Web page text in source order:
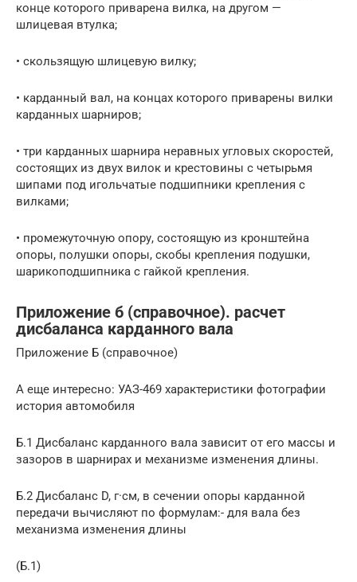
конце которого приварена вилка, на другом —
шлицевая втулка;
• скользящую шлицевую вилку;
• карданный вал, на концах которого приварены вилки
карданных шарниров;
• три карданных шарнира неравных угловых скоростей,
состоящих из двух вилок и крестовины с четырьмя
шипами под игольчатые подшипники крепления с
вилками;
• промежуточную опору, состоящую из кронштейна
опоры, полушки опоры, скобы крепления подушки,
шарикоподшипника с гайкой крепления.
Приложение б (справочное). расчет
дисбаланса карданного вала
Приложение Б (справочное)
А еще интересно: УАЗ-469 характеристики фотографии
история автомобиля
Б.1 Дисбаланс карданного вала зависит от его массы и
зазоров в шарнирах и механизме изменения длины.
Б.2 Дисбаланс D, г·см, в сечении опоры карданной
передачи вычисляют по формулам:- для вала без
механизма изменения длины
(Б.1)